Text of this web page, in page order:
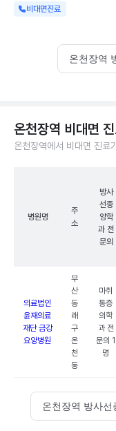
비대면진료
온천장역
온천장역 비대면
온천장역에서 비대면 진료
병원명
주
소
방사
선종
양학
과 전
문의
의료법인
윤재의료
재단 금강
요양병원
부
산
동
래
구
온
천
동
마취
통증
의학
과 전
문의 1
명
온천장역 방사선